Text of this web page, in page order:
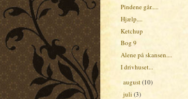
Pindene går.....
Hjælp....
Ketchup
Bog 9
Alene på skansen....
I drivhuset...
august(10)
juli (3)